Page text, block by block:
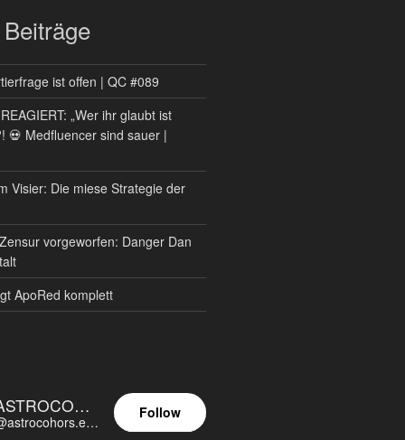
ist offen | QC #089
„Wer ihr glaubt ist
💀 Medfluencer sind sauer |
Visier: Die miese Strategie der
vorgeworfen: Danger Dan
ApoRed komplett
ASTROCOHORS EUNOIA ULTIMA
@astrocohors.eu@astrocohors.eu
Follow